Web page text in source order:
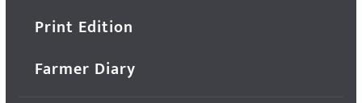
Print Edition
Farmer Diary